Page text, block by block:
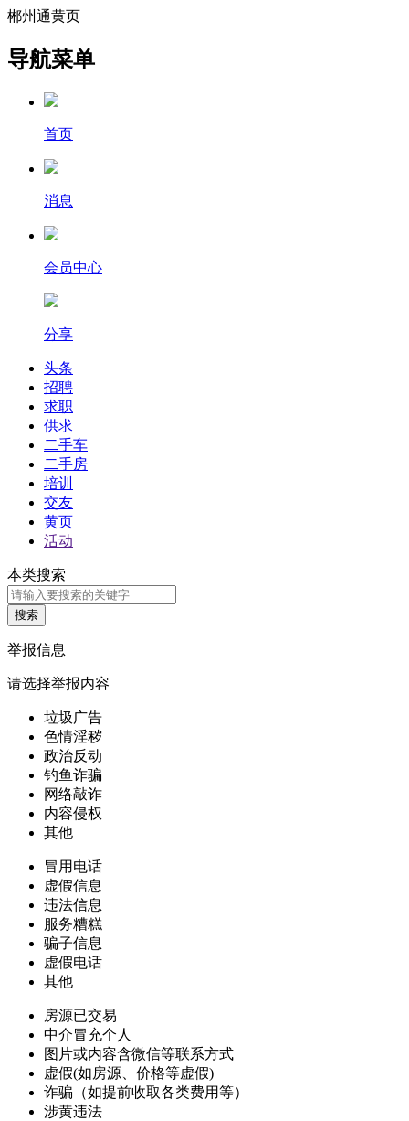
郴州通黄页
导航菜单
首页
消息
会员中心
分享
头条
招聘
求职
供求
二手车
二手房
培训
交友
黄页
活动
本类搜索
举报信息
请选择举报内容
垃圾广告
色情淫秽
政治反动
钓鱼诈骗
网络敲诈
内容侵权
其他
冒用电话
虚假信息
违法信息
服务糟糕
骗子信息
虚假电话
其他
房源已交易
中介冒充个人
图片或内容含微信等联系方式
虚假(如房源、价格等虚假)
诈骗（如提前收取各类费用等）
涉黄违法